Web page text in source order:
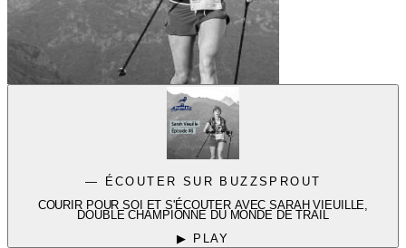
— ÉCOUTER SUR BUZZSPROUT
COURIR POUR SOI ET S'ÉCOUTER AVEC SARAH VIEUILLE,
DOUBLE CHAMPIONNE DU MONDE DE TRAIL
▶ PLAY